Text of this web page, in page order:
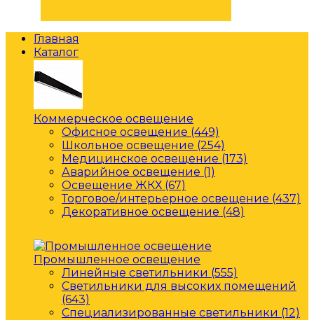
Главная
Каталог
Коммерческое освещение
Офисное освещение (449)
Школьное освещение (254)
Медицинское освещение (173)
Аварийное освещение (1)
Освещение ЖКХ (67)
Торговое/интерьерное освещение (437)
Декоративное освещение (48)
Промышленное освещение
Линейные светильники (555)
Светильники для высоких помещений
(643)
Специализированные светильники (12)